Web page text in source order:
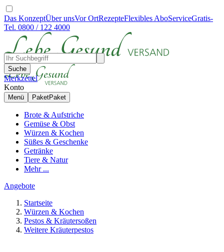
Das KonzeptÜber unsVor OrtRezepteFlexibles AboServiceGratis-
Tel. 0800 / 122 4000
Suche
Merkzettel
Konto
Menü PaketPaket
Brote & Aufstriche
Gemüse & Obst
Würzen & Kochen
Süßes & Geschenke
Getränke
Tiere & Natur
Mehr ...
Angebote
Startseite
Würzen & Kochen
Pestos & Kräutersoßen
Weitere Kräuterpestos